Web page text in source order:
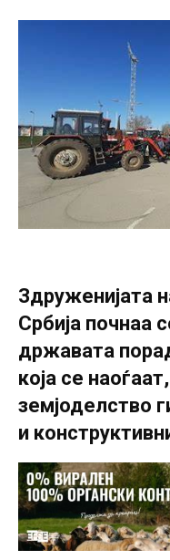
Здруженијата
Србија почнаа
државата
која се
земјоделство
и